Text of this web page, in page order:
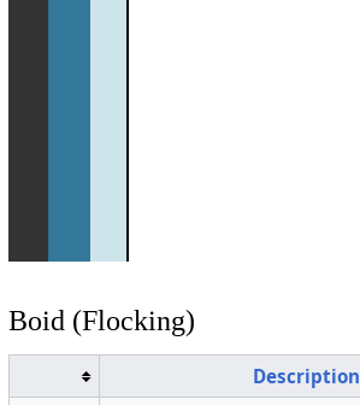
Boid (Flocking)
Description